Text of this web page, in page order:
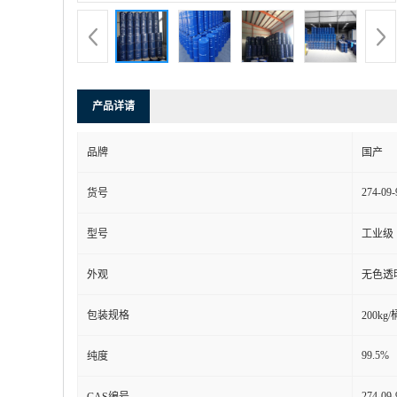
产品详请
品牌 国产
货号 274-09-
型号 工业级
外观 无色透
包装规格 200kg/
纯度 99.5%